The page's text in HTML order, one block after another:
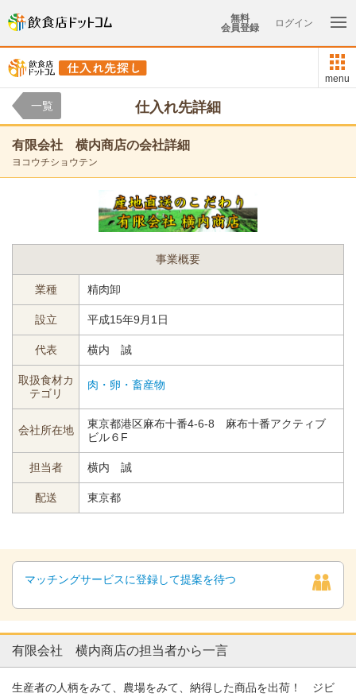
無料
会員登録
ログイン
menu
一覧 仕入れ先詳細
有限会社 横内商店の会社詳細
ヨコウチショウテン
事業概要
業種 精肉卸
設立 平成15年9月1日
代表 横内 誠
取扱食材カ
テゴリ
肉・卵・畜産物
会社所在地
東京都港区麻布十番4-6-8 麻布十番アクティブ
ビル６F
担当者 横内 誠
配送 東京都
マッチングサービスに登録して提案を待つ
有限会社 横内商店の担当者から一言
生産者の人柄をみて、農場をみて、納得した商品を出荷！ ジビ